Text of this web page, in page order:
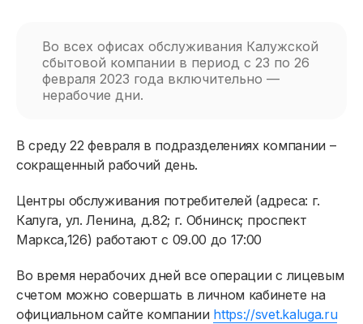
Во всех офисах обслуживания Калужской
сбытовой компании в период с 23 по 26
февраля 2023 года включительно —
нерабочие дни.
В среду 22 февраля в подразделениях компании –
сокращенный рабочий день.
Центры обслуживания потребителей (адреса: г.
Калуга, ул. Ленина, д.82; г. Обнинск; проспект
Маркса,126) работают с 09.00 до 17:00
Во время нерабочих дней все операции с лицевым
счетом можно совершать в личном кабинете на
официальном сайте компании https://svet.kaluga.ru